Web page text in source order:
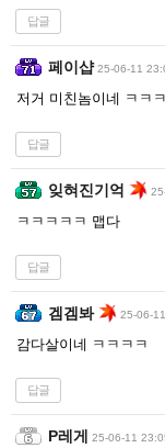
답글
페이샵 25-06-11
저거 미친놈이네 ㅋㅋ
답글
잊혀진기억
ㅋㅋㅋㅋㅋ 맵다
답글
겜겜봐 25-06-
감다살이네 ㅋㅋㅋㅋ
답글
P레게 25-06-11